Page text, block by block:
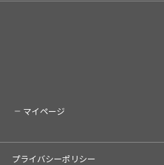
マイページ
プライバシーポリシー